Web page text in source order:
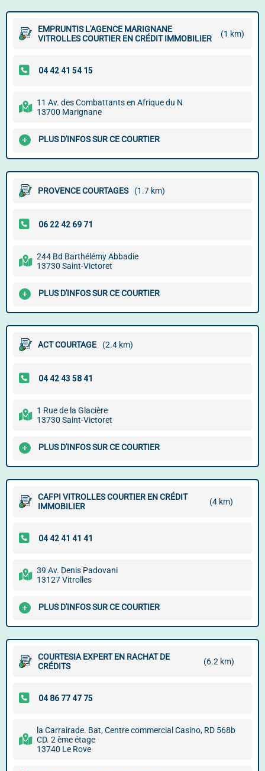
EMPRUNTIS L'AGENCE MARIGNANE
VITROLLES COURTIER EN CRÉDIT IMMOBILIER
(1 km)
11 Av. des Combattants en Afrique du N
13700 Marignane
PLUS D'INFOS SUR CE COURTIER
PROVENCE COURTAGES (1.7 km)
244 Bd Barthélémy Abbadie
13730 Saint-Victoret
PLUS D'INFOS SUR CE COURTIER
ACT COURTAGE (2.4 km)
1 Rue de la Glacière
13730 Saint-Victoret
PLUS D'INFOS SUR CE COURTIER
CAFPI VITROLLES COURTIER EN CRÉDIT
IMMOBILIER
(4 km)
39 Av. Denis Padovani
13127 Vitrolles
PLUS D'INFOS SUR CE COURTIER
COURTESIA EXPERT EN RACHAT DE
CRÉDITS
(6.2 km)
la Carrairade. Bat, Centre commercial Casino, RD 568b
CD. 2 ème étage
13740 Le Rove